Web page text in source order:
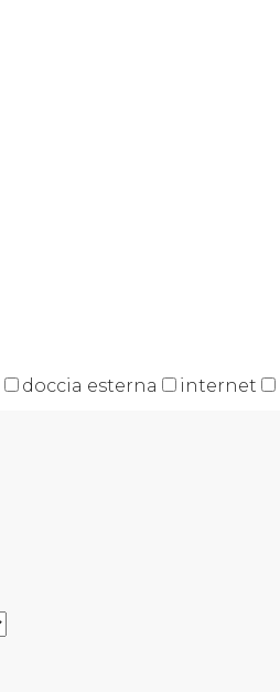
doccia esterna internet